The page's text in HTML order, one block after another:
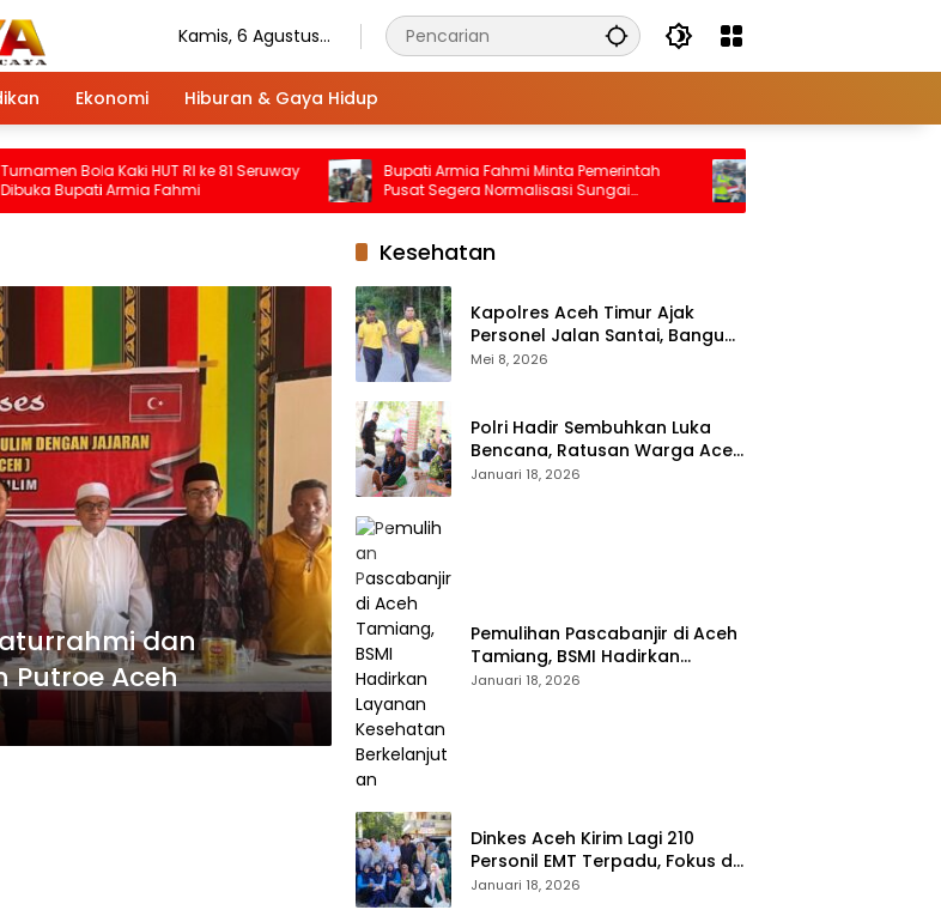
Kamis, 6 Agustus
Ekonomi Hiburan & Gaya Hidup
Bola Kaki HUT RI ke 81 Seruway
Bupati Armia Fahmi
Bupati Armia Fahmi Minta Pemerintah
Pusat Segera Normalisasi Sungai
Tamiang, Cegah Banjir Terjadi Lagi
Ini Giat Satlantas Aceh
Implementasi Program
Untuk Masyarakat
dan
Aceh
Kesehatan
Kapolres Aceh Timur Ajak
Personel Jalan Santai, Bangun
Semangat Sehat dan Solid
Mei 8, 2026
Polri Hadir Sembuhkan Luka
Bencana, Ratusan Warga Aceh
Tengah Terlayani Bakti
Januari 18, 2026
Pemulihan Pascabanjir di Aceh
Tamiang, BSMI Hadirkan
Layanan Kesehatan
Januari 18, 2026
Dinkes Aceh Kirim Lagi 210
Personil EMT Terpadu, Fokus di
Tujuh Kabupaten
Januari 18, 2026